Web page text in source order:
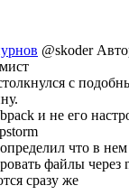
@skoder
c
и не его
что в
файлы через
сразу же